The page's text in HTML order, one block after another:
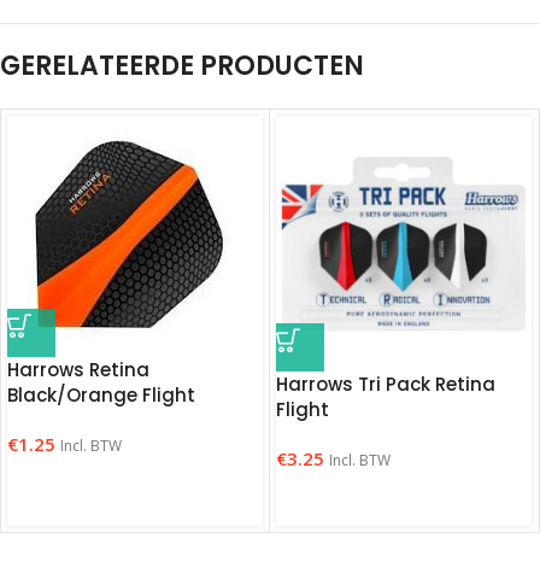
GERELATEERDE PRODUCTEN
Harrows Retina
Black/Orange Flight
€1.25 Incl. BTW
Harrows Tri Pack Retina
Flight
€3.25 Incl. BTW